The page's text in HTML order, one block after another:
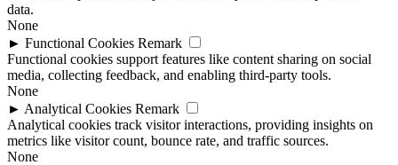
data.
None
► Functional Cookies Remark
Functional cookies support features like content sharing on social
media, collecting feedback, and enabling third-party tools.
None
► Analytical Cookies Remark
Analytical cookies track visitor interactions, providing insights on
metrics like visitor count, bounce rate, and traffic sources.
None